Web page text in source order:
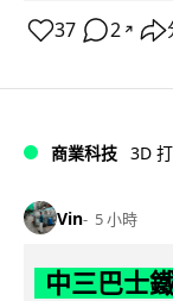
37 2 ↗
商業科技 3D
Vin 5 小時
中三巴士